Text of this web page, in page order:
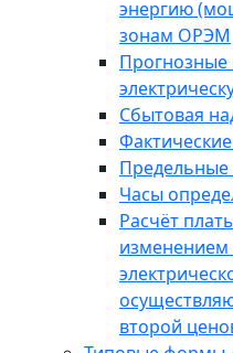
энергию
зонам ОРЭМ
Прогнозные
Сбытовая
Предельные
Часы
Расчёт
второй